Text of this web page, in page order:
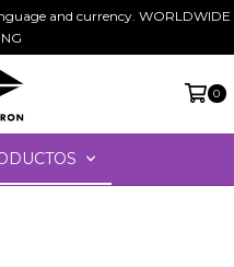
and currency. WORLDWIDE
0